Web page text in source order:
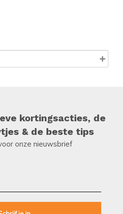
kortingsacties, de
& de beste tips
onze nieuwsbrief